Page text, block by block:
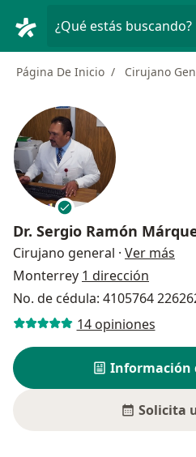
¿Qué estás buscando?
Página De Inicio Cirujano
Dr. Sergio Ramón
Cirujano general · Ver más
Monterrey 1 dirección
No. de cédula: 4105764
14 opiniones
Información
Solicita